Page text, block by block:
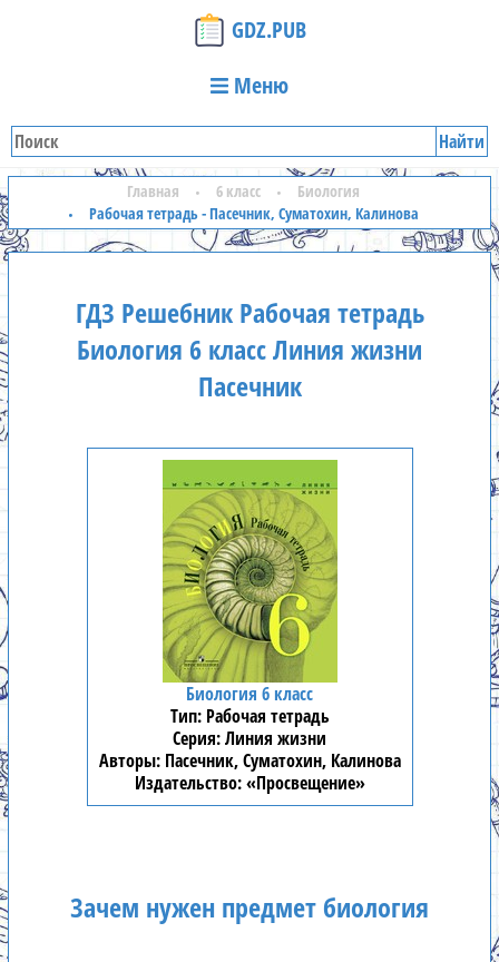
GDZ.PUB
Меню
Найти
Главная 6 класс
Биология
Рабочая тетрадь - Пасечник, Суматохин, Калинова
ГДЗ Решебник Рабочая тетрадь
Биология 6 класс Линия жизни
Пасечник
Биология 6 класс
Рабочая тетрадь
Линия жизни
Пасечник, Суматохин, Калинова
«Просвещение»
Зачем нужен предмет биология